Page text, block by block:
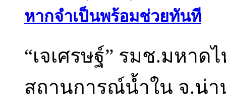
หากจำเป็นพร้อมช่วยทันที
“เจเศรษฐ์” รมช.มหาด
สถานการณ์น้ำใน จ.น่า